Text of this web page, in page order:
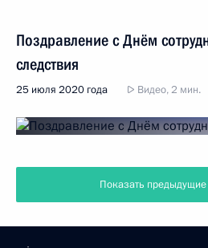
Поздравление с Днём
следствия
25 июля 2020 года Видео, 2 мин.
Показать